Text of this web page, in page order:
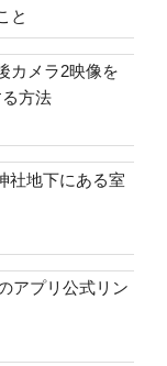
と
カメラ2映像を
方法
社地下にある室
アプリ公式リン